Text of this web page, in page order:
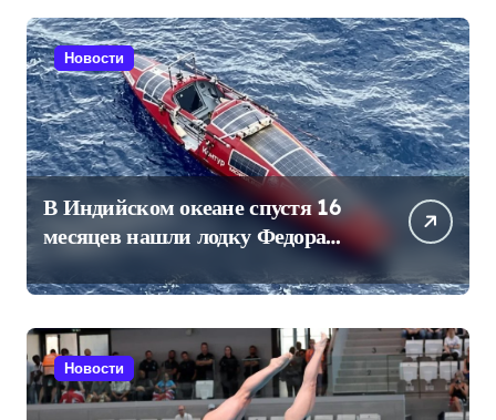
Новости
В Индийском океане спустя 16
месяцев нашли лодку Федора
Конюхова
Новости